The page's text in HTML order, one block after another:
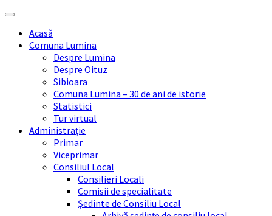
Skip
content
Skip
sidebar
Skip
right
sidebar
Skip
footerAcasă
Comuna Lumina
Despre Lumina
Despre Oituz
Sibioara
Comuna Lumina – 30 de ani de istorie
Statistici
Tur virtual
Administrație
Primar
Viceprimar
Consiliul Local
Consilieri Locali
Comisii de specialitate
Ședinte de Consiliu Local